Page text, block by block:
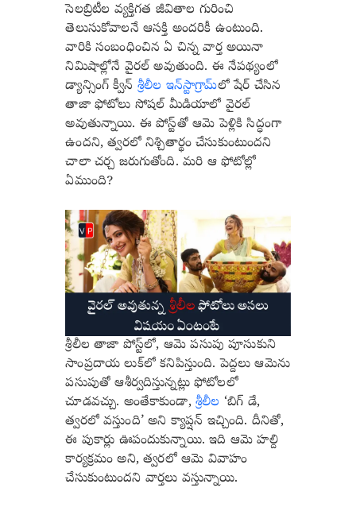
సెలబ్రిటీల వ్యక్తిగత జీవితాల గురించి
తెలుసుకోవాలనే ఆసక్తి అందరికీ ఉంటుంది.
వారికి సంబంధించిన ఏ చిన్న వార్త అయినా
నిమిషాల్లోనే వైరల్ అవుతుంది. ఈ నేపథ్యంలో
డ్యాన్సింగ్ క్వీన్ శ్రీలీల ఇన్‌స్టాగ్రామ్‌లో షేర్ చేసిన
తాజా ఫోటోలు సోషల్ మీడియాలో వైరల్
అవుతున్నాయి. ఈ పోస్ట్‌తో ఆమె పెళ్లికి సిద్ధంగా
ఉందని, త్వరలో నిశ్చితార్థం చేసుకుంటుందని
చాలా చర్చ జరుగుతోంది. మరి ఆ ఫోటోల్లో
ఏముంది?
శ్రీలీల తాజా పోస్ట్‌లో, ఆమె పసుపు పూసుకుని
సాంప్రదాయ లుక్‌లో కనిపిస్తుంది. పెద్దలు ఆమెను
పసుపుతో ఆశీర్వదిస్తున్నట్లు ఫోటోలలో
చూడవచ్చు. అంతేకాకుండా,శ్రీలీల ‘బిగ్ డే,
త్వరలో వస్తుంది’ అని క్యాప్షన్ ఇచ్చింది. దీనితో,
ఈ పుకార్లు ఊపందుకున్నాయి. ఇది ఆమె హల్ది
కార్యక్రమం అని, త్వరలో ఆమె వివాహం
చేసుకుంటుందని వార్తలు వస్తున్నాయి.